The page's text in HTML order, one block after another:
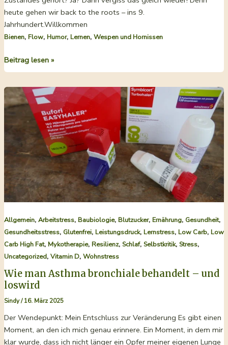
heute gehen wir back to the roots – ins 9.
Jahrhundert.Willkommen
Bienen, Flow, Humor, Lernen, Wespen und Hornissen
Leben
im
mit
mittelalterlichem
Bienenzauber
Beitrag lesen »
Allgemein, Arbeitstress, Baubiologie, Blutzucker, Ernährung, Gesundheit,
Gesundheitsstress, Glutenfrei, Leistungsdruck, Lernstress, Low Carb, Low
Carb High Fat, Mykotherapie, Resilienz, Schlaf, Selbstkritik, Stress,
Uncategorized, Vitamin D, Wohnstress
Wie man Asthma bronchiale behandelt – und
loswird
Sindy/16. März 2025
Der Wendepunkt: Mein Entschluss zur Veränderung Es gibt einen
Moment, an den ich mich genau erinnere. Ein Moment, in dem mir
klar wurde, dass ich nicht länger ein Opfer meiner eigenen Lunge